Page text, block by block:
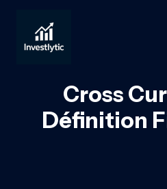
contenu
Cross
Définition